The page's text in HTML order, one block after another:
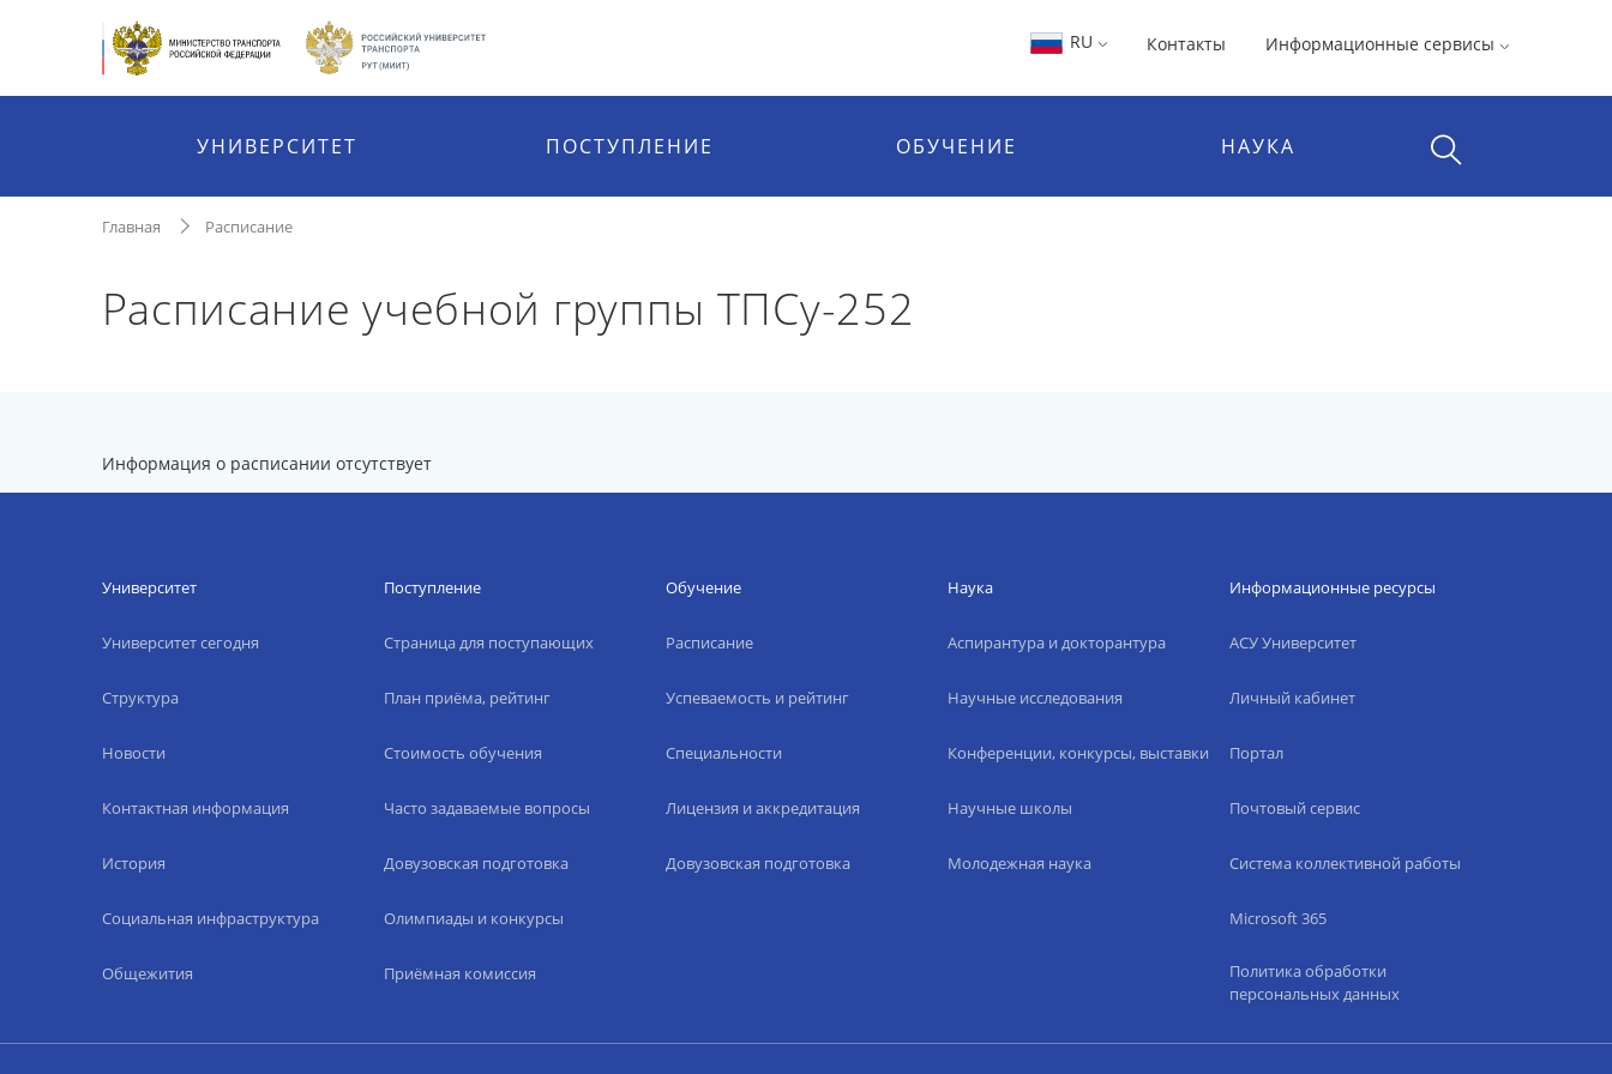
RU Контакты Информационные сервисы
УНИВЕРСИТЕТ ПОСТУПЛЕНИЕ ОБУЧЕНИЕ НАУКА
Главная Расписание
Расписание учебной группы ТПСу-252
Информация о расписании отсутствует
Университет
Университет сегодня
Структура
Новости
Контактная информация
История
Социальная инфраструктура
Общежития
Поступление
Страница для поступающих
План приёма, рейтинг
Стоимость обучения
Часто задаваемые вопросы
Довузовская подготовка
Олимпиады и конкурсы
Приёмная комиссия
Обучение
Расписание
Успеваемость и рейтинг
Специальности
Лицензия и аккредитация
Довузовская подготовка
Наука
Аспирантура и докторантура
Научные исследования
Конференции, конкурсы, выставки
Научные школы
Молодежная наука
Информационные ресурсы
АСУ Университет
Личный кабинет
Портал
Почтовый сервис
Система коллективной работы
Microsoft 365
Политика обработки
персональных данных